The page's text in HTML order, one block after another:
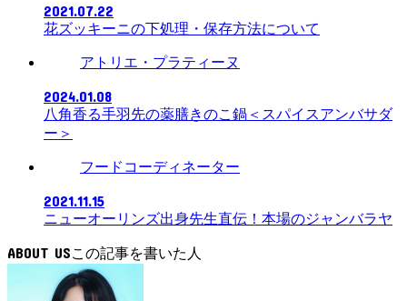
2021.07.22
花ズッキーニの下処理・保存方法について
アトリエ・プラティーヌ
2024.01.08
八角香る手羽先の薬膳きのこ鍋＜スパイスアンバサダ
ー＞
フードコーディネーター
2021.11.15
ニューオーリンズ出身先生直伝！本場のジャンバラヤ
ABOUT US